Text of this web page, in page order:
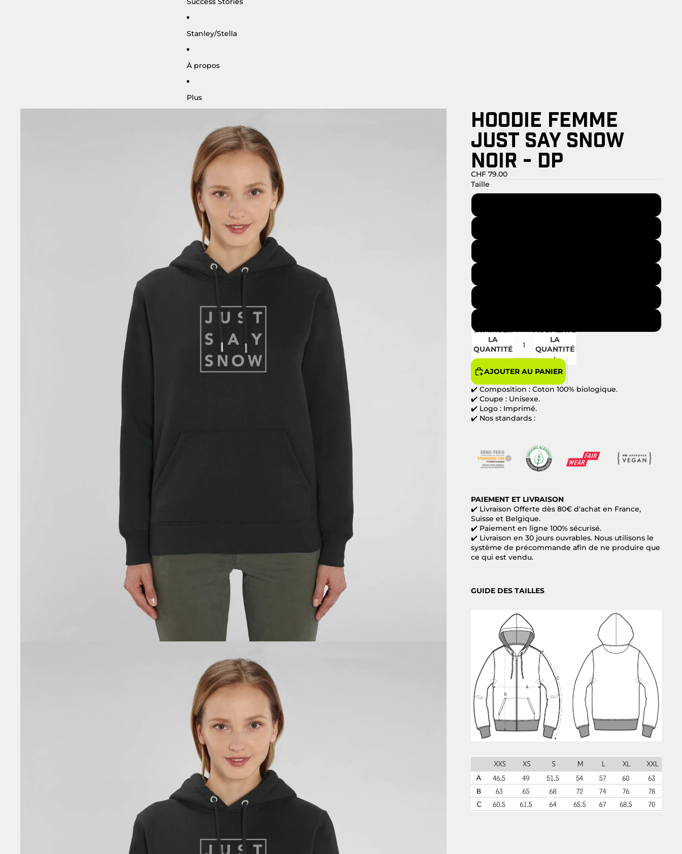
Stanley/Stella
À propos
Plus
HOODIE FEMME
JUST SAY SNOW
NOIR - DP
CHF 79.00
Taille
DIMINUER
LA
QUANTITÉ
AUGMENTER
LA
QUANTITÉ
AJOUTER AU PANIER
✔️ Composition : Coton 100% biologique.
✔️ Coupe : Unisexe.
✔️ Logo : Imprimé.
✔️ Nos standards :
PAIEMENT ET LIVRAISON
✔️ Livraison Offerte dès 80€ d'achat en France,
Suisse et Belgique.
✔️ Paiement en ligne 100% sécurisé.
✔️ Livraison en 30 jours ouvrables. Nous utilisons le
système de précommande afin de ne produire que
ce qui est vendu.
GUIDE DES TAILLES